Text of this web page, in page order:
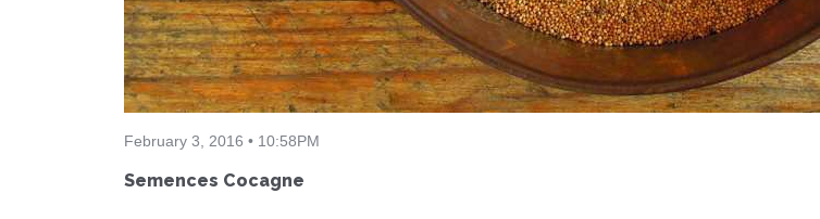
February 3, 2016 • 10:58PM
Semences Cocagne